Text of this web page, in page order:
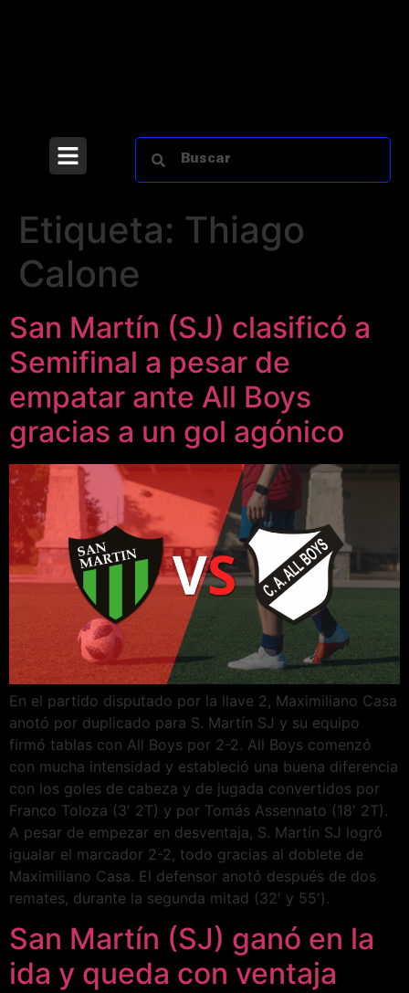
Etiqueta: Thiago
Calone
San Martín (SJ) clasificó a
Semifinal a pesar de
empatar ante All Boys
gracias a un gol agónico
En el partido disputado por la llave 2, Maximiliano Casa
anotó por duplicado para S. Martín SJ y su equipo
firmó tablas con All Boys por 2-2. All Boys comenzó
con mucha intensidad y estableció una buena diferencia
con los goles de cabeza y de jugada convertidos por
Franco Toloza (3′ 2T) y por Tomás Assennato (18′ 2T).
A pesar de empezar en desventaja, S. Martín SJ logró
igualar el marcador 2-2, todo gracias al doblete de
Maximiliano Casa. El defensor anotó después de dos
remates, durante la segunda mitad (32′ y 55′).
San Martín (SJ) ganó en la
ida y queda con ventaja